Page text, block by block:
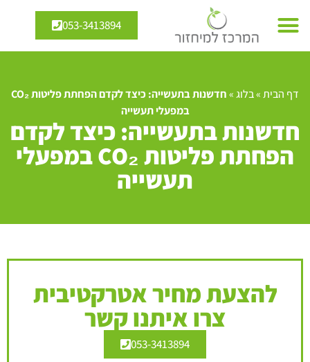
053-3413894
דף הבית»בלוג»
חדשנות בתעשייה: כיצד לקדם הפחתת פליטות CO₂
במפעלי תעשייה
חדשנות בתעשייה: כיצד לקדם
הפחתת פליטות CO₂ במפעלי
תעשייה
להצעת מחיר אטרקטיבית
צרו איתנו קשר
053-3413894